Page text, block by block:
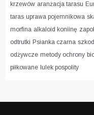
krzewów aranżacja tarasu
taras uprawa pojemnikowa
morfina alkaloid koniinę
odtrutki Psianka czarna
odżywcze metody ochrony
piłkowane lulek pospolity